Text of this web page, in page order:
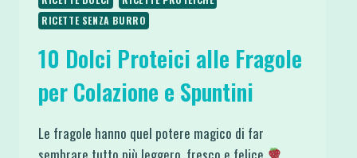
RICETTE SENZA BURRO
10 Dolci Proteici alle Fragole
per Colazione e Spuntini
Le fragole hanno quel potere magico di far